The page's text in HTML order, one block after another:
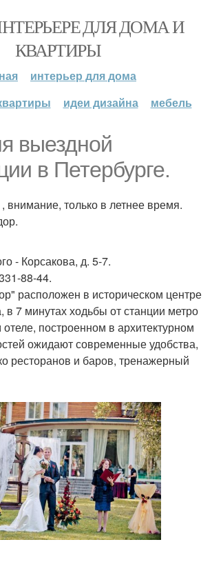
ДЛЯ ДОМА И
КВАРТИРЫ
интерьер для дома
идеи дизайна мебель
выездной
в Петербурге.
внимание, только в летнее время.
- Корсакова, д. 5-7.
88-44.
расположен в историческом центре
в 7 минутах ходьбы от станции метро
построенном в архитектурном
ожидают современные удобства,
ресторанов и баров, тренажерный